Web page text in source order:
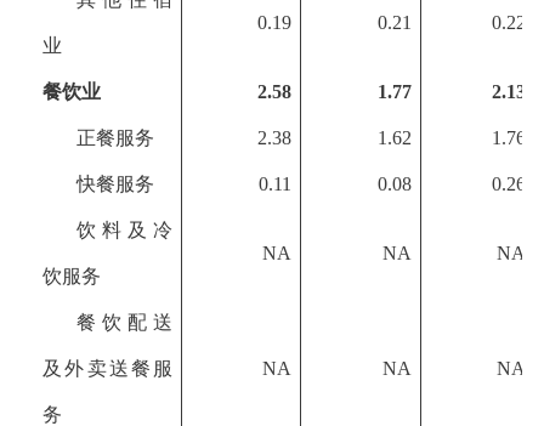
业
0.19 0.21 0.22
餐饮业 2.58 1.77 2.13
正餐服务 2.38 1.62 1.76
快餐服务 0.11 0.08 0.26
饮料及冷
饮服务
NA NA NA
餐饮配送
及外卖送餐服
务
NA NA NA